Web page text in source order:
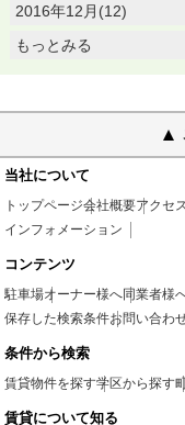
2016年12月(12)
もっとみる
当社について
トップページ会社概要アクセ
インフォメーション
コンテンツ
駐車場オーナー様へ同業者様
保存した検索条件お問い合わ
条件から検索
賃貸物件を探す学区から探す
賃貸について知る